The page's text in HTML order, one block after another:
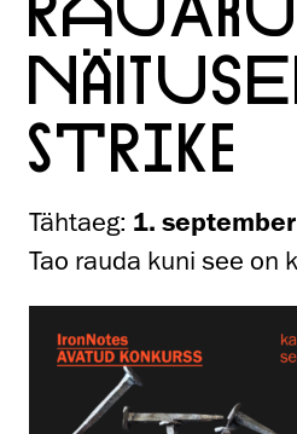
STRIKE
Tähtaeg: 1.
Tao rauda kuni see on